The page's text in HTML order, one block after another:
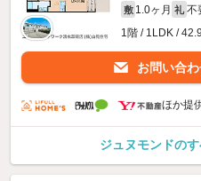
敷 1.0ヶ月 礼 不
1階 / 1LDK /
お問い合
ほか提
ジュヌモンドの